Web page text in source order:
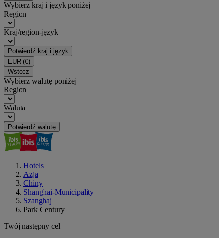
Wybierz kraj i język poniżej
Region
Kraj/region-język
Potwierdź kraj i język
EUR (€)
Wstecz
Wybierz walutę poniżej
Region
Waluta
Potwierdź walutę
Hotels
Azja
Chiny
Shanghai-Municipality
Szanghaj
Park Century
Twój następny cel